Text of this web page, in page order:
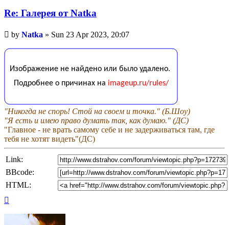
Re: Галерея от Natka
Unread
post
by Natka » Sun 23 Apr 2023, 20:07
"Никогда не спорь! Стой на своем и точка." (Б.Шоу)
"Я есть и имею право думать так, как думаю." (ДС)
"Главное - не врать самому себе и не задерживаться там, где
тебя не хотят видеть"(ДС)
Link:
BBcode:
HTML: